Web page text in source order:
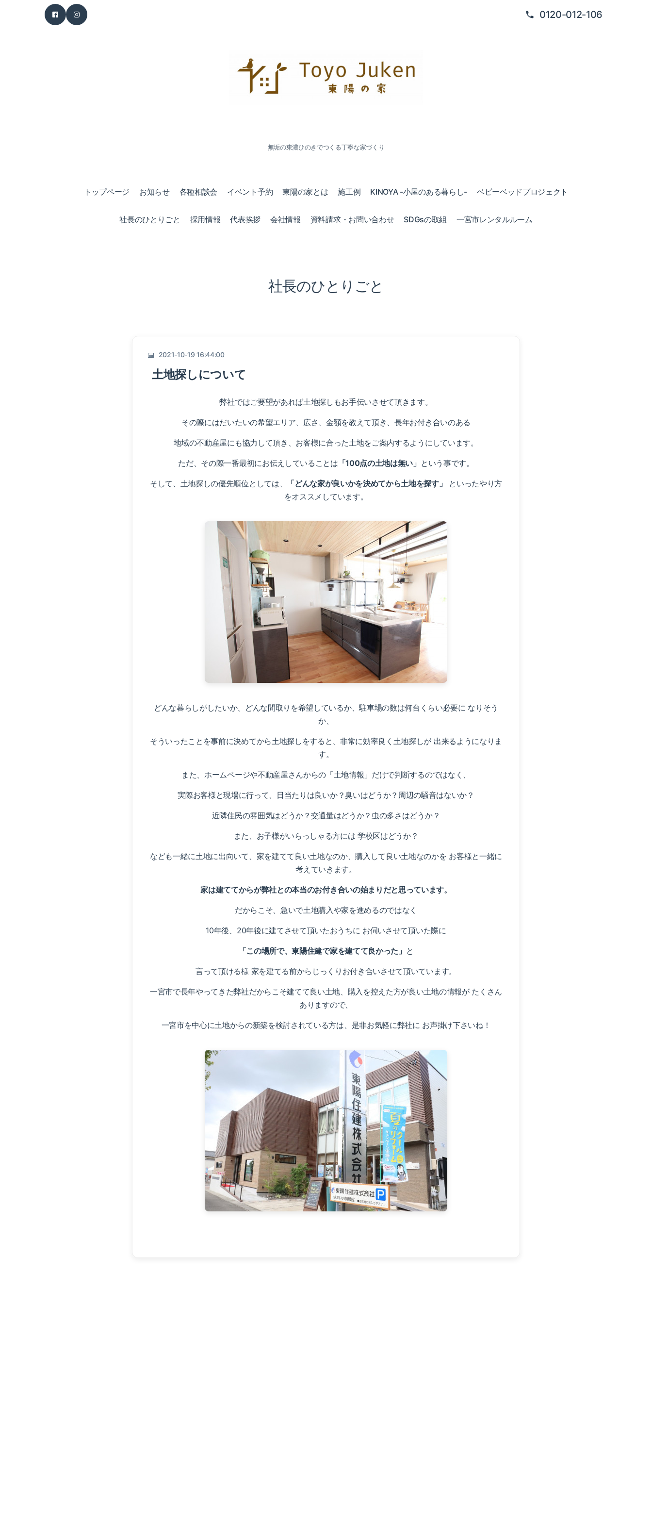
0120-012-106
無垢の東濃ひのきでつくる丁寧な家づくり
トップページ お知らせ 各種相談会 イベント予約 東陽の家とは 施工例 KINOYA -小屋のある暮らし- ベビーベッドプロジェクト
社長のひとりごと 採用情報 代表挨拶 会社情報 資料請求・お問い合わせ SDGsの取組 一宮市レンタルルーム
社長のひとりごと
2021-10-19 16:44:00
土地探しについて
弊社ではご要望があれば土地探しもお手伝いさせて頂きます。
その際にはだいたいの希望エリア、広さ、金額を教えて頂き、長年お付き合いのある
地域の不動産屋にも協力して頂き、お客様に合った土地をご案内するようにしています。
ただ、その際一番最初にお伝えしていることは 「100点の土地は無い」 という事です。
そして、土地探しの優先順位としては、 「どんな家が良いかを決めてから土地を探す」
といったやり方
をオススメしています。
どんな暮らしがしたいか、どんな間取りを希望しているか、駐車場の数は何台くらい必要に なりそう
か、
そういったことを事前に決めてから土地探しをすると、非常に効率良く土地探しが 出来るようになりま
す。
また、ホームページや不動産屋さんからの「土地情報」だけで判断するのではなく、
実際お客様と現場に行って、日当たりは良いか？臭いはどうか？周辺の騒音はないか？
近隣住民の雰囲気はどうか？交通量はどうか？虫の多さはどうか？
また、お子様がいらっしゃる方には 学校区はどうか？
なども一緒に土地に出向いて、家を建てて良い土地なのか、購入して良い土地なのかを お客様と一緒に
考えていきます。
家は建ててからが弊社との本当のお付き合いの始まりだと思っています。
だからこそ、急いで土地購入や家を進めるのではなく
10年後、20年後に建てさせて頂いたおうちに お伺いさせて頂いた際に
「この場所で、東陽住建で家を建てて良かった」 と
言って頂ける様 家を建てる前からじっくりお付き合いさせて頂いています。
一宮市で長年やってきた弊社だからこそ建てて良い土地、購入を控えた方が良い土地の情報が たくさん
ありますので、
一宮市を中心に土地からの新築を検討されている方は、是非お気軽に弊社に お声掛け下さいね！